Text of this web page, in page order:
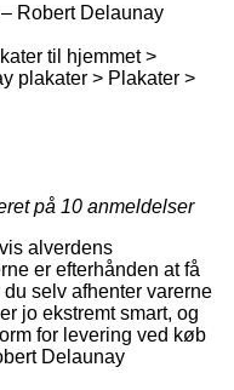
Robert Delaunay
til hjemmet >
plakater > Plakater >
på 10 anmeldelser
alverdens
er efterhånden at få
selv afhenter varerne
jo ekstremt smart, og
for levering ved køb
Delaunay